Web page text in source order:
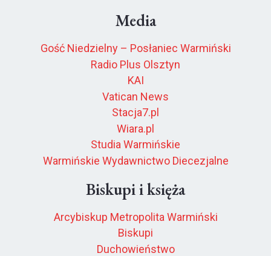
Media
Gość Niedzielny – Posłaniec Warmiński
Radio Plus Olsztyn
KAI
Vatican News
Stacja7.pl
Wiara.pl
Studia Warmińskie
Warmińskie Wydawnictwo Diecezjalne
Biskupi i księża
Arcybiskup Metropolita Warmiński
Biskupi
Duchowieństwo